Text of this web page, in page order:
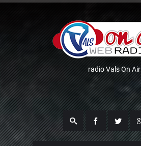
radio Vals On Air